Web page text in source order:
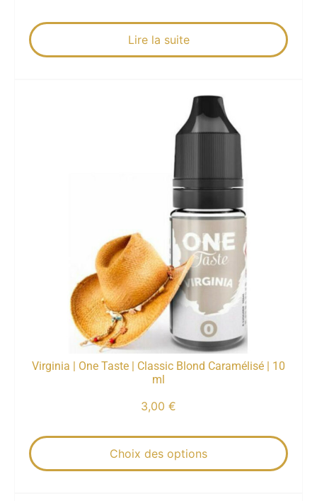
Lire la suite
Virginia | One Taste | Classic Blond Caramélisé | 10
ml
3,00 €
Choix des options